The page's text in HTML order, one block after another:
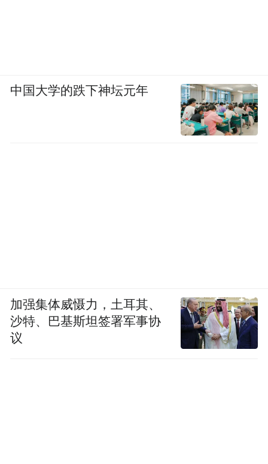
中国大学的跌下神坛元年
加强集体威慑力，土耳其、
沙特、巴基斯坦签署军事协
议